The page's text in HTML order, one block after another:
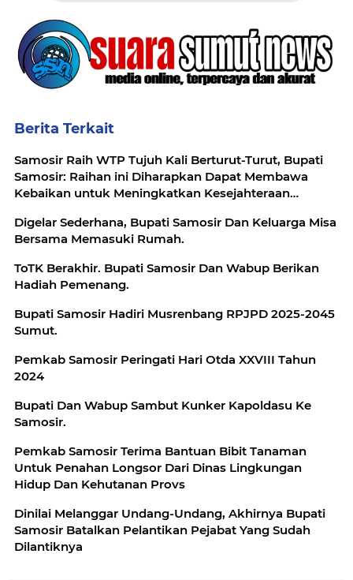
Berita Terkait
Samosir Raih WTP Tujuh Kali Berturut-Turut, Bupati
Samosir: Raihan ini Diharapkan Dapat Membawa
Kebaikan untuk Meningkatkan Kesejahteraan
Digelar Sederhana, Bupati Samosir Dan Keluarga Misa
Bersama Memasuki Rumah.
ToTK Berakhir. Bupati Samosir Dan Wabup Berikan
Hadiah Pemenang.
Bupati Samosir Hadiri Musrenbang RPJPD 2025-2045
Sumut.
Pemkab Samosir Peringati Hari Otda XXVIII Tahun
2024
Bupati Dan Wabup Sambut Kunker Kapoldasu Ke
Samosir.
Pemkab Samosir Terima Bantuan Bibit Tanaman
Untuk Penahan Longsor Dari Dinas Lingkungan
Hidup Dan Kehutanan Provs
Dinilai Melanggar Undang-Undang, Akhirnya Bupati
Samosir Batalkan Pelantikan Pejabat Yang Sudah
Dilantiknya